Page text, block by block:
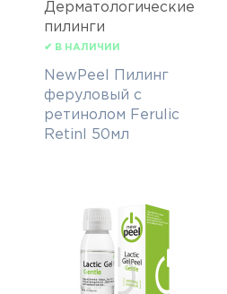
Дерматологические
пилинги
✔ В НАЛИЧИИ
NewPeel Пилинг
феруловый с
ретинолом Ferulic
Retinl 50мл